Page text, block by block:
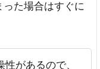
た場合はすぐに
があるので、